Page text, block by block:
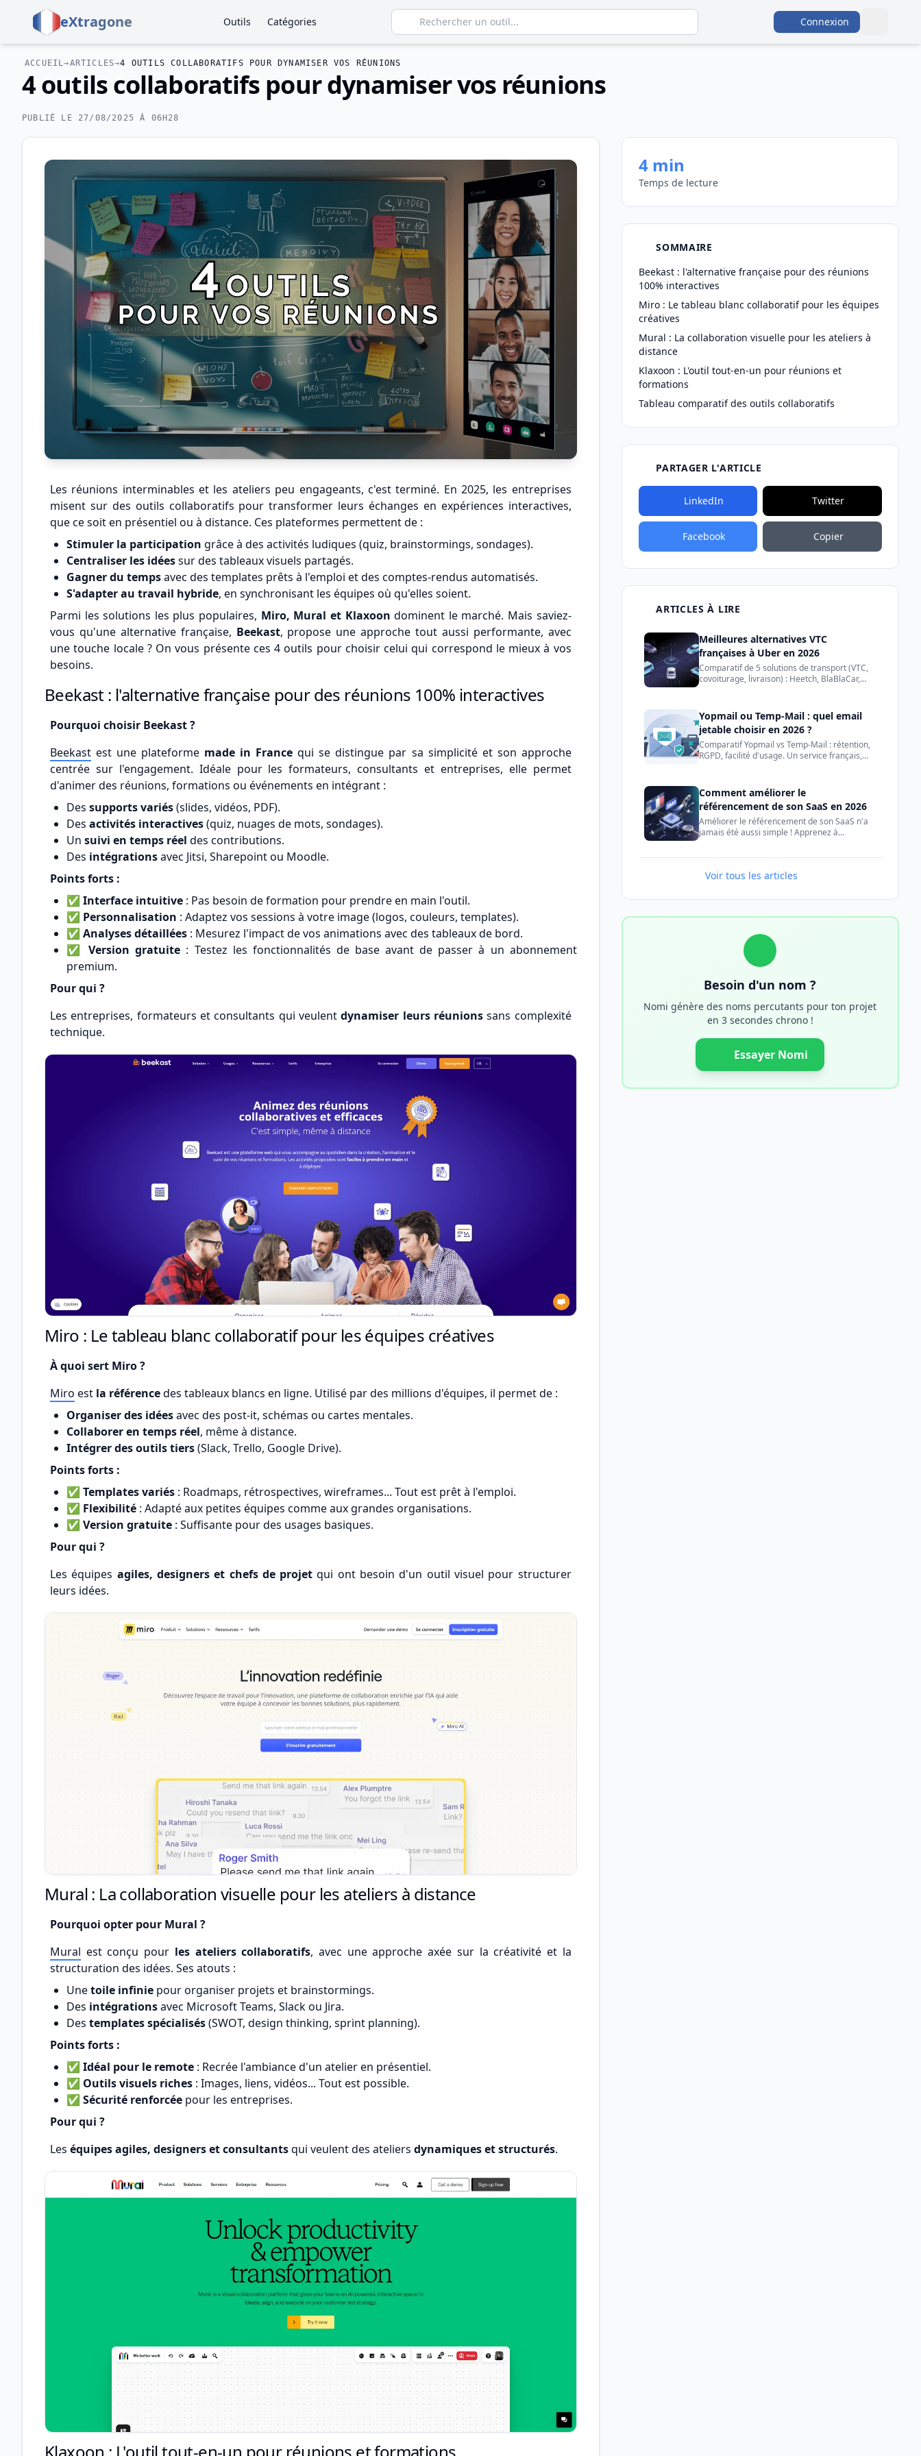
eXtragone Outils Catégories Connexion
ACCUEIL→ARTICLES→4 OUTILS COLLABORATIFS POUR DYNAMISER VOS RÉUNIONS
4 outils collaboratifs pour dynamiser vos réunions
PUBLIÉ LE 27/08/2025 À 06H28
Les réunions interminables et les ateliers peu engageants, c'est terminé. En 2025, les entreprises
misent sur des outils collaboratifs pour transformer leurs échanges en expériences interactives,
que ce soit en présentiel ou à distance. Ces plateformes permettent de :
Stimuler la participation grâce à des activités ludiques (quiz, brainstormings, sondages).
Centraliser les idéessur des tableaux visuels partagés.
Gagner du tempsavec des templates prêts à l'emploi et des comptes-rendus automatisés.
S'adapter au travail hybride, en synchronisant les équipes où qu'elles soient.
Parmi les solutions les plus populaires, Miro, Mural et Klaxoon dominent le marché. Mais saviez-
vous qu'une alternative française, Beekast, propose une approche tout aussi performante, avec
une touche locale ? On vous présente ces 4 outils pour choisir celui qui correspond le mieux à vos
besoins.
Beekast : l'alternative française pour des réunions 100% interactives
Pourquoi choisir Beekast ?
Beekast est une plateforme made in France qui se distingue par sa simplicité et son approche
centrée sur l'engagement. Idéale pour les formateurs, consultants et entreprises, elle permet
d'animer des réunions, formations ou événements en intégrant :
Des supports variés(slides, vidéos, PDF).
Des activités interactives(quiz, nuages de mots, sondages).
Un suivi en temps réel des contributions.
Des intégrationsavec Jitsi, Sharepoint ou Moodle.
Points forts :
✅ Interface intuitive : Pas besoin de formation pour prendre en main l'outil.
✅ Personnalisation : Adaptez vos sessions à votre image (logos, couleurs, templates).
✅ Analyses détaillées : Mesurez l'impact de vos animations avec des tableaux de bord.
✅Version gratuite : Testez les fonctionnalités de base avant de passer à un abonnement
premium.
Pour qui ?
Les entreprises, formateurs et consultants qui veulentdynamiser leurs réunions sans complexité
technique.
Miro : Le tableau blanc collaboratif pour les équipes créatives
À quoi sert Miro ?
Miro est la référencedes tableaux blancs en ligne. Utilisé par des millions d'équipes, il permet de :
Organiser des idéesavec des post-it, schémas ou cartes mentales.
Collaborer en temps réel, même à distance.
Intégrer des outils tiers(Slack, Trello, Google Drive).
Points forts :
✅ Templates variés : Roadmaps, rétrospectives, wireframes... Tout est prêt à l'emploi.
✅ Flexibilité : Adapté aux petites équipes comme aux grandes organisations.
✅ Version gratuite : Suffisante pour des usages basiques.
Pour qui ?
Les équipes agiles, designers et chefs de projet qui ont besoin d'un outil visuel pour structurer
leurs idées.
Mural : La collaboration visuelle pour les ateliers à distance
Pourquoi opter pour Mural ?
Mural est conçu pour les ateliers collaboratifs, avec une approche axée sur la créativité et la
structuration des idées. Ses atouts :
Unetoile infinie pour organiser projets et brainstormings.
Des intégrationsavec Microsoft Teams, Slack ou Jira.
Des templates spécialisés(SWOT, design thinking, sprint planning).
Points forts :
✅ Idéal pour le remote : Recrée l'ambiance d'un atelier en présentiel.
✅ Outils visuels riches : Images, liens, vidéos... Tout est possible.
✅ Sécurité renforcée pour les entreprises.
Pour qui ?
Les équipes agiles, designers et consultantsqui veulent des ateliers dynamiques et structurés.
4 min
Temps de lecture
SOMMAIRE
Beekast : l'alternative française pour des réunions
100% interactives
Miro : Le tableau blanc collaboratif pour les équipes
créatives
Mural : La collaboration visuelle pour les ateliers à
distance
Klaxoon : L'outil tout-en-un pour réunions et
formations
Tableau comparatif des outils collaboratifs
PARTAGER L'ARTICLE
LinkedIn Twitter
Facebook Copier
ARTICLES À LIRE
Meilleures alternatives VTC
françaises à Uber en 2026
Comparatif de 5 solutions de transport (VTC,
covoiturage, livraison) : Heetch, BlaBlaCar,
Yopmail ou Temp-Mail : quel email
jetable choisir en 2026 ?
Comparatif Yopmail vs Temp-Mail : rétention,
RGPD, facilité d'usage. Un service français,
Comment améliorer le
référencement de son SaaS en 2026
Améliorer le référencement de son SaaS n'a
jamais été aussi simple ! Apprenez à
Voir tous les articles
Besoin d'un nom ?
Nomi génère des noms percutants pour ton projet
en 3 secondes chrono !
Essayer Nomi